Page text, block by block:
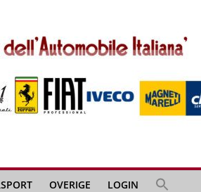
OVERIGE LOGIN